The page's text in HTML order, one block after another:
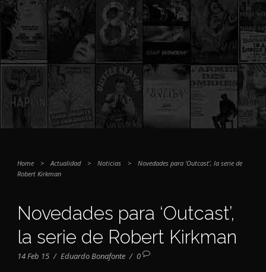
Home > Actualidad > Noticias >
Novedades para ‘Outcast’, la serie de
Robert Kirkman
Novedades para ‘Outcast’,
la serie de Robert Kirkman
14 Feb 15 / Eduardo Bonafonte / 0